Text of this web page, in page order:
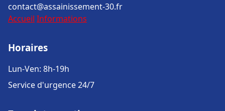
contact@assainissement-30.fr
Accueil Informations
Horaires
Lun-Ven: 8h-19h
Service d'urgence 24/7